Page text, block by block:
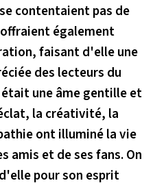
contentaient pas de
également
faisant d'elle une
des lecteurs du
une âme gentille et
la créativité, la
ont illuminé la vie
amis et de ses fans. On
pour son esprit